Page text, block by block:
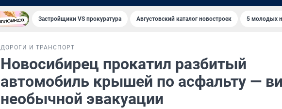
Застройщики VS прокуратура Августовский каталог новостроек 5 молодых
ДОРОГИ И ТРАНСПОРТ
Новосибирец прокатил разбитый
автомобиль крышей по асфальту —
необычной эвакуации